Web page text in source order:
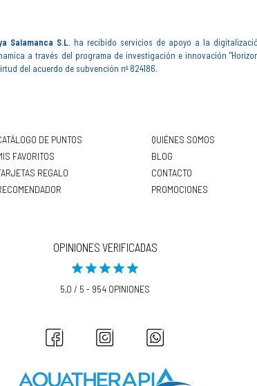
Salamanca S.L. ha recibido servicios de apoyo a la
a través del programa de investigación e innovación
del acuerdo de subvención nº 824186.
DE PUNTOS
FAVORITOS
REGALO
QUIÉNES SOMOS
BLOG
CONTACTO
PROMOCIONES
OPINIONES VERIFICADAS
5,0 / 5 - 954 OPINIONES